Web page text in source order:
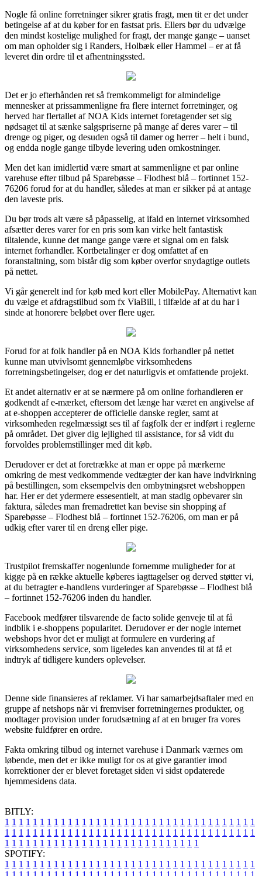
Nogle få online forretninger sikrer gratis fragt, men tit er det under
betingelse af at du køber for en fastsat pris. Ellers bør du udvælge
den mindst kostelige mulighed for fragt, der mange gange – uanset
om man opholder sig i Randers, Holbæk eller Hammel – er at få
leveret din ordre til et afhentningssted.
Det er jo efterhånden ret så fremkommeligt for almindelige
mennesker at prissammenligne fra flere internet forretninger, og
herved har flertallet af NOA Kids internet foretagender set sig
nødsaget til at sænke salgspriserne på mange af deres varer – til
drenge og piger, og desuden også til damer og herrer – helt i bund,
og endda nogle gange tilbyde levering uden omkostninger.
Men det kan imidlertid være smart at sammenligne et par online
varehuse efter tilbud på Sparebøsse – Flodhest blå – fortinnet 152-
76206 forud for at du handler, således at man er sikker på at antage
den laveste pris.
Du bør trods alt være så påpasselig, at ifald en internet virksomhed
afsætter deres varer for en pris som kan virke helt fantastisk
tiltalende, kunne det mange gange være et signal om en falsk
internet forhandler. Kortbetalinger er dog omfattet af en
foranstaltning, som bistår dig som køber overfor snydagtige outlets
på nettet.
Vi går generelt ind for køb med kort eller MobilePay. Alternativt kan
du vælge et afdragstilbud som fx ViaBill, i tilfælde af at du har i
sinde at honorere beløbet over flere uger.
Forud for at folk handler på en NOA Kids forhandler på nettet
kunne man utvivlsomt gennemløbe virksomhedens
forretningsbetingelser, dog er det naturligvis et omfattende projekt.
Et andet alternativ er at se nærmere på om online forhandleren er
godkendt af e-mærket, eftersom det længe har været en angivelse af
at e-shoppen accepterer de officielle danske regler, samt at
virksomheden regelmæssigt ses til af fagfolk der er indført i reglerne
på området. Det giver dig lejlighed til assistance, for så vidt du
forvoldes problemstillinger med dit køb.
Derudover er det at foretrække at man er oppe på mærkerne
omkring de mest vedkommende vedtægter der kan have indvirkning
på bestillingen, som eksempelvis den ombytningsret webshoppen
har. Her er det ydermere essesentielt, at man stadig opbevarer sin
faktura, således man fremadrettet kan bevise sin shopping af
Sparebøsse – Flodhest blå – fortinnet 152-76206, om man er på
udkig efter varer til en dreng eller pige.
Trustpilot fremskaffer nogenlunde fornemme muligheder for at
kigge på en række aktuelle køberes iagttagelser og derved støtter vi,
at du betragter e-handlens vurderinger af Sparebøsse – Flodhest blå
– fortinnet 152-76206 inden du handler.
Facebook medfører tilsvarende de facto solide genveje til at få
indblik i e-shoppens popularitet. Derudover er der nogle internet
webshops hvor det er muligt at formulere en vurdering af
virksomhedens service, som ligeledes kan anvendes til at få et
indtryk af tidligere kunders oplevelser.
Denne side finansieres af reklamer. Vi har samarbejdsaftaler med en
gruppe af netshops når vi fremviser forretningernes produkter, og
modtager provision under forudsætning af at en bruger fra vores
website fuldfører en ordre.
Fakta omkring tilbud og internet varehuse i Danmark værnes om
løbende, men det er ikke muligt for os at give garantier imod
korrektioner der er blevet foretaget siden vi sidst opdaterede
hjemmesidens data.
BITLY:
1 1 1 1 1 1 1 1 1 1 1 1 1 1 1 1 1 1 1 1 1 1 1 1 1 1 1 1 1 1 1 1 1 1 1 1
1 1 1 1 1 1 1 1 1 1 1 1 1 1 1 1 1 1 1 1 1 1 1 1 1 1 1 1 1 1 1 1 1 1 1 1
1 1 1 1 1 1 1 1 1 1 1 1 1 1 1 1 1 1 1 1 1 1 1 1 1 1 1 1
SPOTIFY:
1 1 1 1 1 1 1 1 1 1 1 1 1 1 1 1 1 1 1 1 1 1 1 1 1 1 1 1 1 1 1 1 1 1 1 1